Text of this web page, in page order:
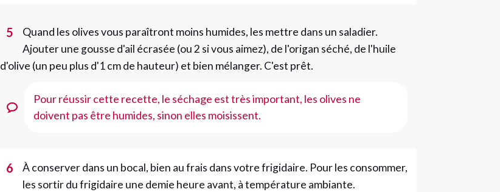
5
Quand les olives vous paraîtront moins humides, les mettre dans un saladier.
Ajouter une gousse d'ail écrasée (ou 2 si vous aimez), de l'origan séché, de l'huile
d'olive (un peu plus d'1 cm de hauteur) et bien mélanger. C'est prêt.
Pour réussir cette recette, le séchage est très important, les olives ne
doivent pas être humides, sinon elles moisissent.
6
À conserver dans un bocal, bien au frais dans votre frigidaire. Pour les consommer,
les sortir du frigidaire une demie heure avant, à température ambiante.